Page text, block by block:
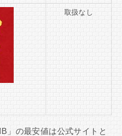
取扱なし
」の最安値は公式サイトと